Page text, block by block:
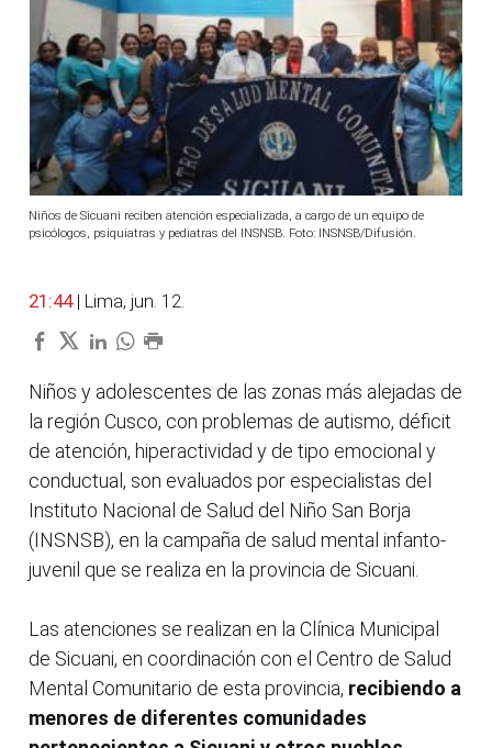
Niños de Sicuani reciben atención especializada, a cargo de un equipo de
psicólogos, psiquiatras y pediatras del INSNSB. Foto: INSNSB/Difusión.
21:44 | Lima, jun. 12.
Niños y adolescentes de las zonas más alejadas de
la región Cusco, con problemas de autismo, déficit
de atención, hiperactividad y de tipo emocional y
conductual, son evaluados por especialistas del
Instituto Nacional de Salud del Niño San Borja
(INSNSB), en la campaña de salud mental infanto-
juvenil que se realiza en la provincia de Sicuani.
Las atenciones se realizan en la Clínica Municipal
de Sicuani, en coordinación con el Centro de Salud
Mental Comunitario de esta provincia, recibiendo a
menores de diferentes comunidades